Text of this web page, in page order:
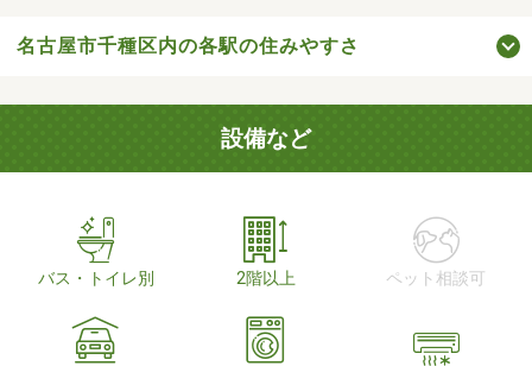
名古屋市千種区内の各駅の住みやすさ
設備など
バス・トイレ別 2階以上 ペット相談可